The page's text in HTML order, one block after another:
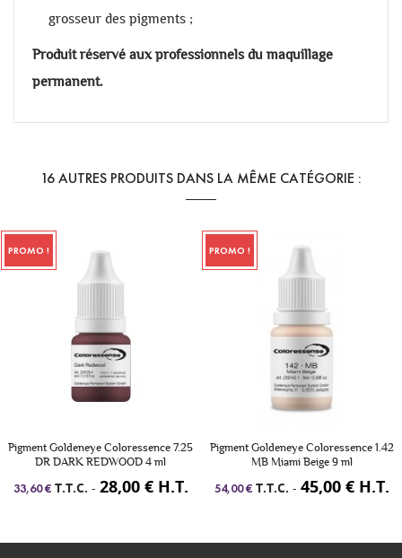
grosseur des pigments ;
Produit réservé aux professionnels du maquillage
permanent.
16 AUTRES PRODUITS DANS LA MÊME CATÉGORIE :
PROMO !
Pigment Goldeneye Coloressence 7.25
DR DARK REDWOOD 4 ml
33,60 € T.T.C. - 28,00 € H.T.
PROMO !
Pigment Goldeneye Coloressence 1.42
MB Miami Beige 9 ml
54,00 € T.T.C. - 45,00 € H.T.